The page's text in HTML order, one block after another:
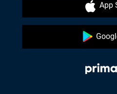
App